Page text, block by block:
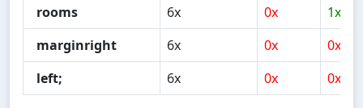
rooms 6x 0x
1x
marginright
6x 0x
0x
left;
6x 0x 0x